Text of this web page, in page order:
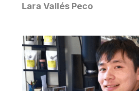
Lara Vallés Peco